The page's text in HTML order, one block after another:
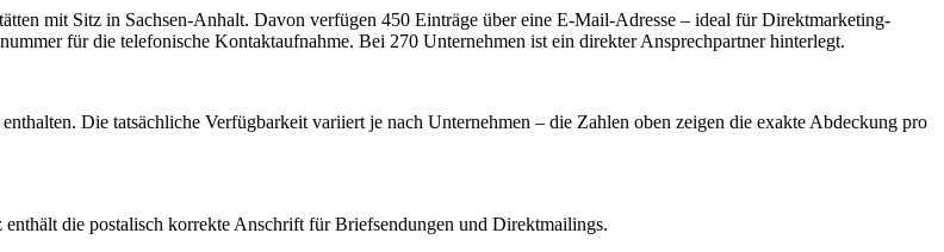
mit Sitz in Sachsen-Anhalt. Davon verfügen 450 Einträge über eine E-Mail-Adresse – ideal für Direktmarketing-
für die telefonische Kontaktaufnahme. Bei 270 Unternehmen ist ein direkter Ansprechpartner hinterlegt.
Die tatsächliche Verfügbarkeit variiert je nach Unternehmen – die Zahlen oben zeigen die exakte Abdeckung pro
die postalisch korrekte Anschrift für Briefsendungen und Direktmailings.